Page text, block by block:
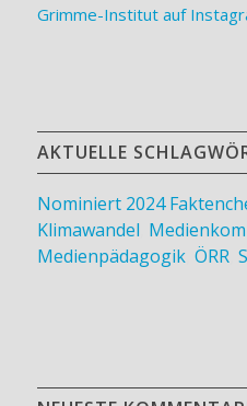
Grimme-Institut auf
AKTUELLE
Nominiert 2024
Klimawandel
Medienpädagogik, ÖRR,